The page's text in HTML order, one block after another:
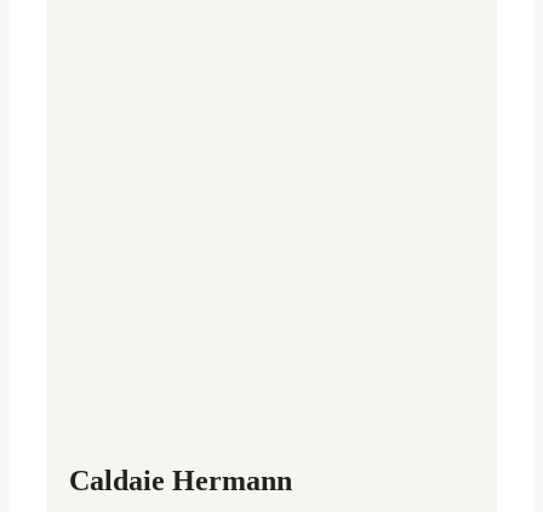
Caldaie Hermann